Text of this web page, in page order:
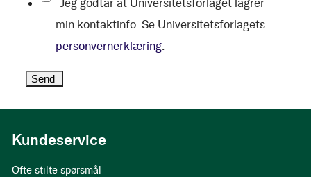
min kontaktinfo. Se Universitetsforlagets
personvernerklæring
Kundeservice
Ofte stilte spørsmål